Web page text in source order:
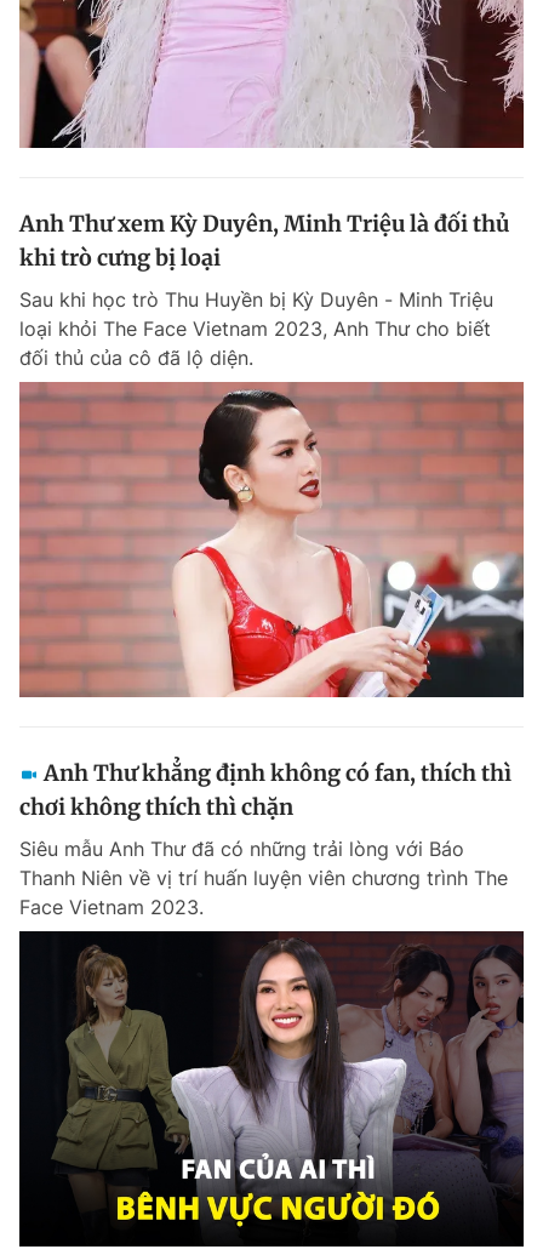
Anh Thư xem Kỳ Duyên, Minh Triệu là đối thủ
khi trò cưng bị loại
Sau khi học trò Thu Huyền bị Kỳ Duyên - Minh Triệu
loại khỏi The Face Vietnam 2023, Anh Thư cho biết
đối thủ của cô đã lộ diện.
Anh Thư khẳng định không có fan, thích thì
chơi không thích thì chặn
Siêu mẫu Anh Thư đã có những trải lòng với Báo
Thanh Niên về vị trí huấn luyện viên chương trình The
Face Vietnam 2023.